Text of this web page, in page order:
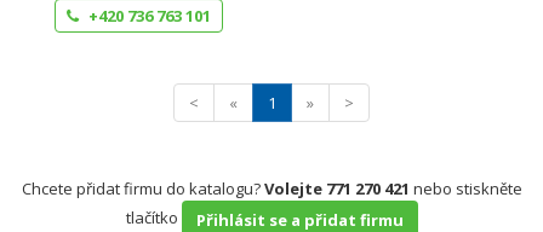
+420 736 763 101
< « 1 » >
Chcete přidat firmu do katalogu?Volejte 771 270 421 nebo stiskněte
tlačítko
Přihlásit se a přidat firmu